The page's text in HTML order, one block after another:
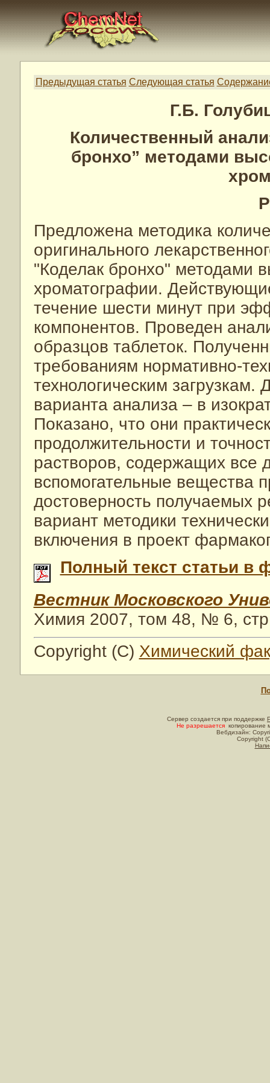
Предыдущая статья Следующая статья
Г.Б.
Количественный
бронхо” методами
Предложена методика
оригинального
"Коделак бронхо" методами
хроматографии.
течение шести минут при
компонентов. Проведен
образцов таблеток.
требованиям нормативно-
технологическим
варианта анализа – в
Показано, что они
продолжительности и
растворов, содержащих все
вспомогательные вещества
достоверность получаемых
вариант методики
включения в проект
Полный текст статьи в
Вестник Московского
Химия 2007, том 48, № 6,
Copyright (C) Химический
Сервер создается при поддержке
Не разрешается копирование
Вебдизайн:
Copyright